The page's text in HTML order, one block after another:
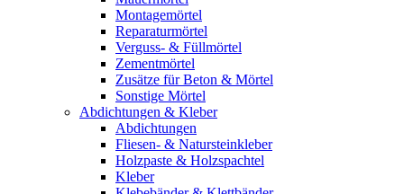
Montagemörtel
Reparaturmörtel
Verguss- & Füllmörtel
Zementmörtel
Zusätze für Beton & Mörtel
Sonstige Mörtel
Abdichtungen & Kleber
Abdichtungen
Fliesen- & Natursteinkleber
Holzpaste & Holzspachtel
Kleber